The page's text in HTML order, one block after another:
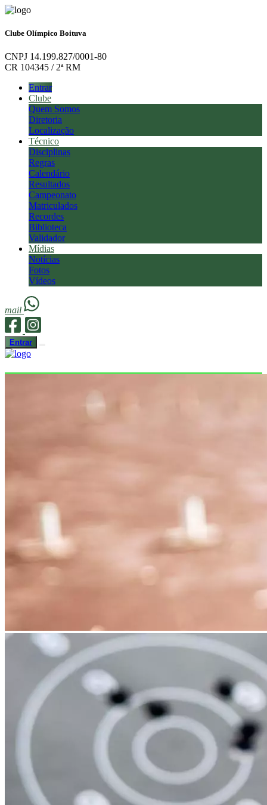
Clube Olímpico Boituva
CNPJ 14.199.827/0001-80
CR 104345 / 2ª RM
Entrar
Clube
Quem Somos
Diretoria
Localização
Técnico
Disciplinas
Regras
Calendário
Resultados
Campeonato
Matriculados
Recordes
Biblioteca
Validador
Mídias
Notícias
Fotos
Vídeos
mail
Entrar